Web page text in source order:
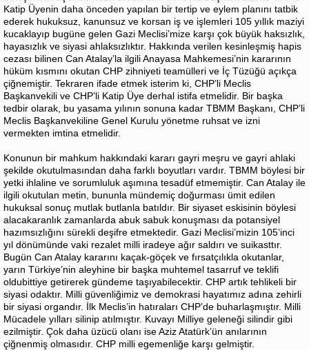
Katip Üyenin daha önceden yapılan bir tertip ve eylem planını tatbik
ederek hukuksuz, kanunsuz ve korsan iş ve işlemleri 105 yıllık maziyi
kucaklayıp bugüne gelen Gazi Meclisi’mize karşı çok büyük haksızlık,
hayasızlık ve siyasi ahlaksızlıktır. Hakkında verilen kesinleşmiş hapis
cezası bilinen Can Atalay’la ilgili Anayasa Mahkemesi’nin kararının
hüküm kısmını okutan CHP zihniyeti teamülleri ve İç Tüzüğü açıkça
çiğnemiştir. Tekraren ifade etmek isterim ki, CHP’li Meclis
Başkanvekili ve CHP’li Katip Üye derhal istifa etmelidir. Bir başka
tedbir olarak, bu yasama yılının sonuna kadar TBMM Başkanı, CHP’li
Meclis Başkanvekiline Genel Kurulu yönetme ruhsat ve izni
vermekten imtina etmelidir.
Konunun bir mahkum hakkındaki kararı gayri meşru ve gayri ahlaki
şekilde okutulmasından daha farklı boyutları vardır. TBMM böylesi bir
yetki ihlaline ve sorumluluk aşımına tesadüf etmemiştir. Can Atalay ile
ilgili okutulan metin, bununla mündemiç doğurması ümit edilen
hukuksal sonuç mutlak butlanla batıldır. Bir siyaset eskisinin böylesi
alacakaranlık zamanlarda abuk sabuk konuşması da potansiyel
hazımsızlığını sürekli deşifre etmektedir. Gazi Meclisi’mizin 105’inci
yıl dönümünde vaki rezalet milli iradeye ağır saldırı ve suikasttır.
Bugün Can Atalay kararını kaçak-göçek ve fırsatçılıkla okutanlar,
yarın Türkiye’nin aleyhine bir başka muhtemel tasarruf ve teklifi
oldubittiye getirerek gündeme taşıyabilecektir. CHP artık tehlikeli bir
siyasi odaktır. Milli güvenliğimiz ve demokrasi hayatımız adına zehirli
bir siyasi organdır. İlk Meclis’in hatıraları CHP’de buharlaşmıştır. Milli
Mücadele yılları silinip atılmıştır. Kuvayı Milliye geleneği silindir gibi
ezilmiştir. Çok daha üzücü olanı ise Aziz Atatürk’ün anılarının
çiğnenmiş olmasıdır. CHP milli egemenliğe karşı gelmiştir.